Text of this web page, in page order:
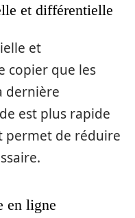
et différentielle
et
copier que les
dernière
est plus rapide
permet de réduire
en ligne